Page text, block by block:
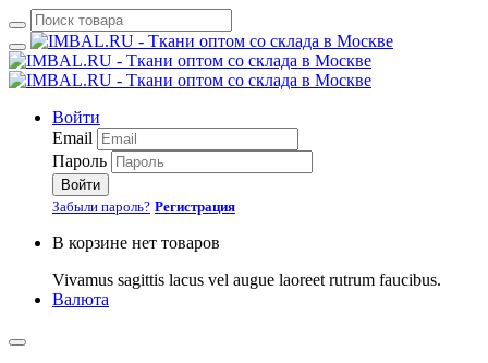
Войти
Email
Пароль
Войти
Забыли пароль? Регистрация
В корзине нет товаров
Vivamus sagittis lacus vel augue laoreet rutrum faucibus.
Валюта